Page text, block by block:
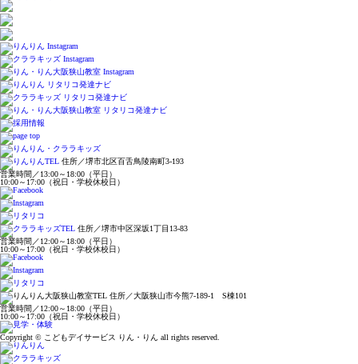
住所／堺市北区百舌鳥陵南町3-193
営業時間／13:00～18:00（平日）
10:00～17:00（祝日・学校休校日）
住所／堺市中区深坂1丁目13-83
営業時間／12:00～18:00（平日）
10:00～17:00（祝日・学校休校日）
住所／大阪狭山市今熊7-189-1 S棟101
営業時間／12:00～18:00（平日）
10:00～17:00（祝日・学校休校日）
Copyright © こどもデイサービス りん・りん all rights reserved.